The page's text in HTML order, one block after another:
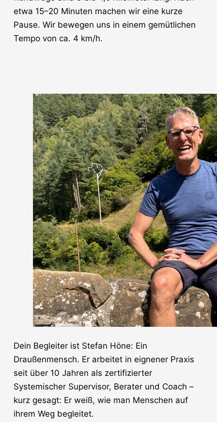
etwa 15–20 Minuten machen wir eine kurze
Pause. Wir bewegen uns in einem gemütlichen
Tempo von ca. 4 km/h.
Dein Begleiter ist Stefan Höne: Ein
Draußenmensch. Er arbeitet in eignener Praxis
seit über 10 Jahren als zertifizierter
Systemischer Supervisor, Berater und Coach –
kurz gesagt: Er weiß, wie man Menschen auf
ihrem Weg begleitet.